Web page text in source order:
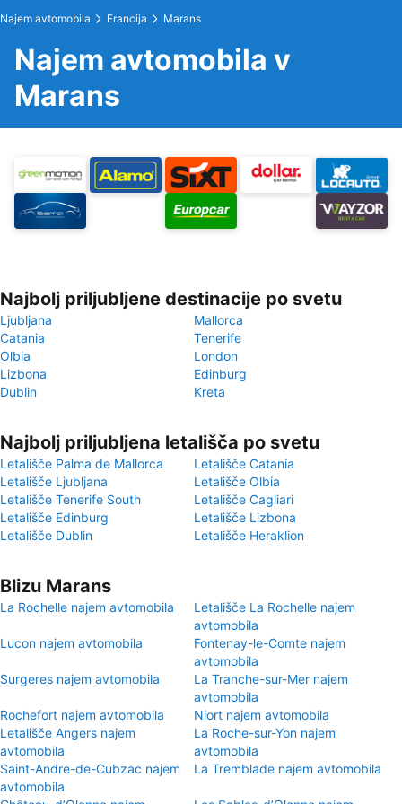
Najem avtomobila Francija Marans
Najem avtomobila v
Marans
Najbolj priljubljene destinacije po svetu
Ljubljana
Mallorca
Catania
Tenerife
Olbia
London
Lizbona
Edinburg
Dublin
Kreta
Najbolj priljubljena letališča po svetu
Letališče Palma de Mallorca
Letališče Catania
Letališče Ljubljana
Letališče Olbia
Letališče Tenerife South
Letališče Cagliari
Letališče Edinburg
Letališče Lizbona
Letališče Dublin
Letališče Heraklion
Blizu Marans
La Rochelle najem avtomobila
Letališče La Rochelle najem
avtomobila
Lucon najem avtomobila
Fontenay-le-Comte najem
avtomobila
Surgeres najem avtomobila
La Tranche-sur-Mer najem
avtomobila
Rochefort najem avtomobila
Niort najem avtomobila
Letališče Angers najem
avtomobila
La Roche-sur-Yon najem
avtomobila
Saint-Andre-de-Cubzac najem
avtomobila
La Tremblade najem avtomobila